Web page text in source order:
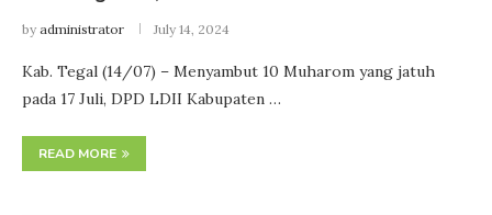
by administrator July 14, 2024
Kab. Tegal (14/07) – Menyambut 10 Muharom yang jatuh
pada 17 Juli, DPD LDII Kabupaten …
READ MORE